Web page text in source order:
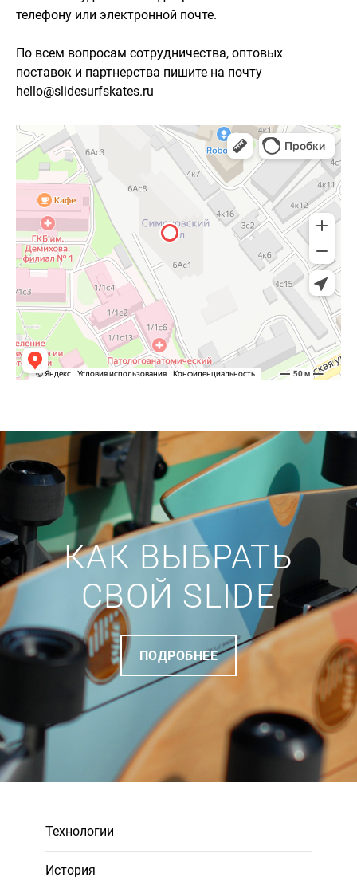
телефону или электронной почте.
По всем вопросам сотрудничества, оптовых
поставок и партнерства пишите на почту
hello@slidesurfskates.ru
КАК ВЫБРАТЬ
СВОЙ SLIDE
ПОДРОБНЕЕ
Технологии
История